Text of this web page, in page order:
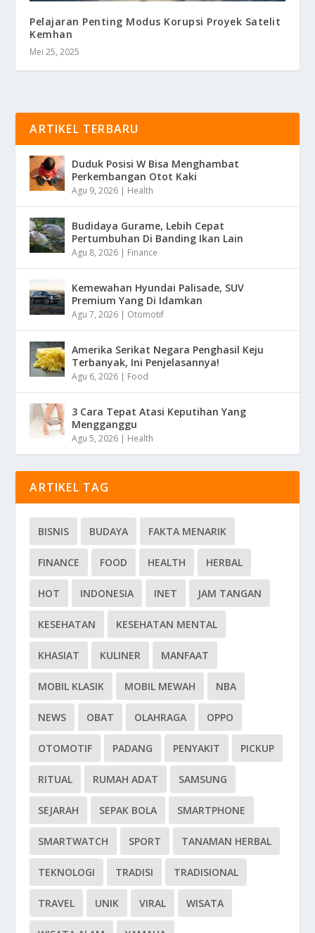
Pelajaran Penting Modus Korupsi Proyek Satelit
Kemhan
Mei 25, 2025
ARTIKEL TERBARU
Duduk Posisi W Bisa Menghambat
Perkembangan Otot Kaki
Agu 9, 2026 | Health
Budidaya Gurame, Lebih Cepat
Pertumbuhan Di Banding Ikan Lain
Agu 8, 2026 | Finance
Kemewahan Hyundai Palisade, SUV
Premium Yang Di Idamkan
Agu 7, 2026 | Otomotif
Amerika Serikat Negara Penghasil Keju
Terbanyak, Ini Penjelasannya!
Agu 6, 2026 | Food
3 Cara Tepat Atasi Keputihan Yang
Mengganggu
Agu 5, 2026 | Health
ARTIKEL TAG
BISNIS BUDAYA FAKTA MENARIK
FINANCE FOOD HEALTH HERBAL
HOT INDONESIA INET JAM TANGAN
KESEHATAN KESEHATAN MENTAL
KHASIAT KULINER MANFAAT
MOBIL KLASIK MOBIL MEWAH NBA
NEWS OBAT OLAHRAGA OPPO
OTOMOTIF PADANG PENYAKIT PICKUP
RITUAL RUMAH ADAT SAMSUNG
SEJARAH SEPAK BOLA SMARTPHONE
SMARTWATCH SPORT TANAMAN HERBAL
TEKNOLOGI TRADISI TRADISIONAL
TRAVEL UNIK VIRAL WISATA